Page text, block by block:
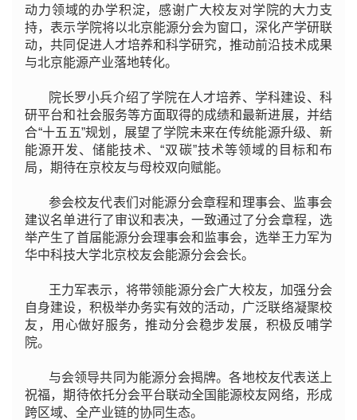
动力领域的办学积淀，感谢广大校友对学院的大力支
持，表示学院将以北京能源分会为窗口，深化产学研联
动，共同促进人才培养和科学研究，推动前沿技术成果
与北京能源产业落地转化。
院长罗小兵介绍了学院在人才培养、学科建设、科
研平台和社会服务等方面取得的成绩和最新进展，并结
合“十五五”规划，展望了学院未来在传统能源升级、新
能源开发、储能技术、“双碳”技术等领域的目标和布
局，期待在京校友与母校双向赋能。
参会校友代表们对能源分会章程和理事会、监事会
建议名单进行了审议和表决，一致通过了分会章程，选
举产生了首届能源分会理事会和监事会，选举王力军为
华中科技大学北京校友会能源分会会长。
王力军表示，将带领能源分会广大校友，加强分会
自身建设，积极举办务实有效的活动，广泛联络凝聚校
友，用心做好服务，推动分会稳步发展，积极反哺学
院。
与会领导共同为能源分会揭牌。各地校友代表送上
祝福，期待依托分会平台联动全国能源校友网络，形成
跨区域、全产业链的协同生态。